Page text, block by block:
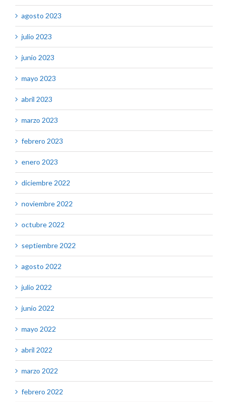
agosto 2023
julio 2023
junio 2023
mayo 2023
abril 2023
marzo 2023
febrero 2023
enero 2023
diciembre 2022
noviembre 2022
octubre 2022
septiembre 2022
agosto 2022
julio 2022
junio 2022
mayo 2022
abril 2022
marzo 2022
febrero 2022